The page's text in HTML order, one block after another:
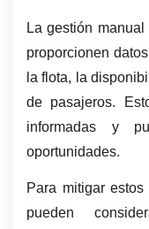
La gestión
proporcionen
la flota, la
de pasajeros.
informadas y
oportunidades.
Para mitigar
pueden